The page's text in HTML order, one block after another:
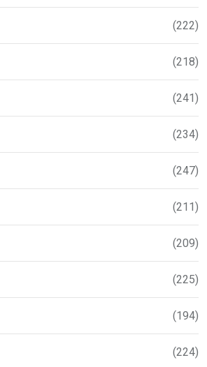
(222)
(218)
(241)
(234)
(247)
(211)
(209)
(225)
(194)
(224)